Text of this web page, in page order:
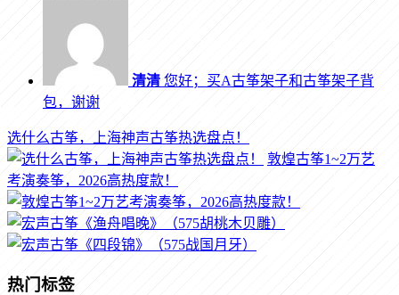
清清 您好；买A古筝架子和古筝架子背
包，谢谢
选什么古筝，上海神声古筝热选盘点！
敦煌古筝1~2万艺
考演奏筝，2026高热度款！
热门标签